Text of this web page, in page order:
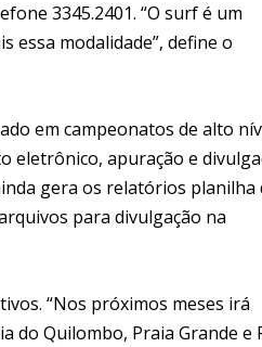
3345.2401. “O surf é um
essa modalidade”, define o
em campeonatos de alto
eletrônico, apuração e
gera os relatórios planilha
para divulgação na
“Nos próximos meses irá
do Quilombo, Praia Grande e